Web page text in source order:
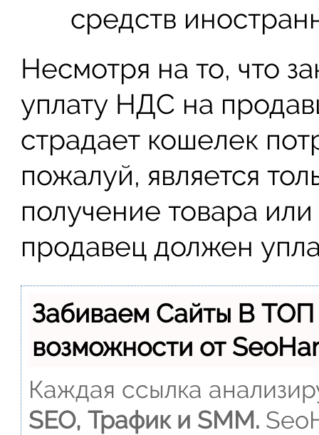
средств
Несмотря на то, что
уплату НДС на
страдает кошелек
пожалуй, является
получение товара
продавец должен
Забиваем Сайты В
возможности от
Каждая ссылка
SEO, Трафик и SMM.